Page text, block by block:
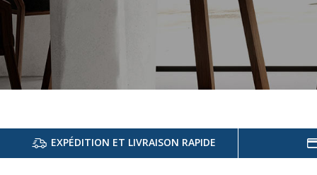
EXPÉDITION ET LIVRAISON RAPIDE